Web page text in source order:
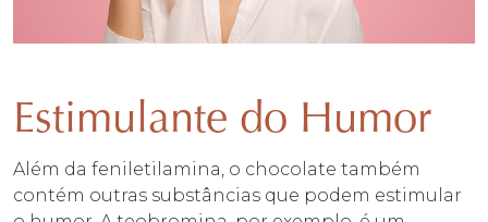
Estimulante do Humor
Além da feniletilamina, o chocolate também
contém outras substâncias que podem estimular